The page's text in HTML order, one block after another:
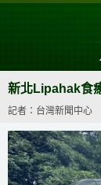
新北Lipahak食
記者：台灣新聞中心